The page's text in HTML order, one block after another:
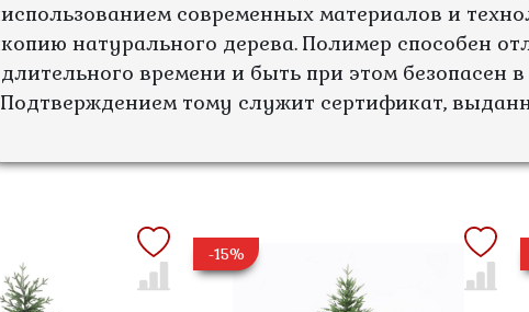
использованием современных материалов и
копию натурального дерева. Полимер способен
длительного времени и быть при этом безопасен
Подтверждением тому служит сертификат,
-15%